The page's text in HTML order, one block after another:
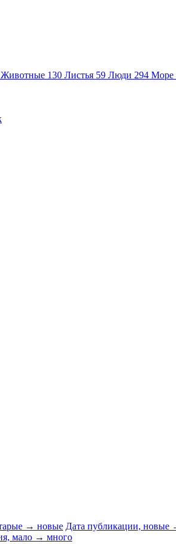
Животные 130 Листья 59 Люди 294 Море
→ новые Дата публикации, новые
мало → много